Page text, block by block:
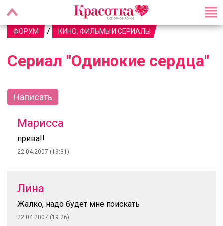
ФОРУМ / КИНО, ФИЛЬМЫ И СЕРИАЛЫ
Сериал "Одинокие сердца"
Написать
Марисса
прива!!
22.04.2007 (19:31)
Лина
Жалко, надо будет мне поискать
22.04.2007 (19:26)